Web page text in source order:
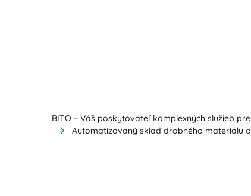
BITO – Váš poskytovateľ komplexných služieb
Automatizovaný sklad drobného materiálu